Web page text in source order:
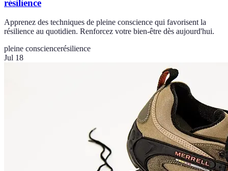
résilience
Apprenez des techniques de pleine conscience qui favorisent la
résilience au quotidien. Renforcez votre bien-être dès aujourd'hui.
pleine consciencerésilience
Jul 18